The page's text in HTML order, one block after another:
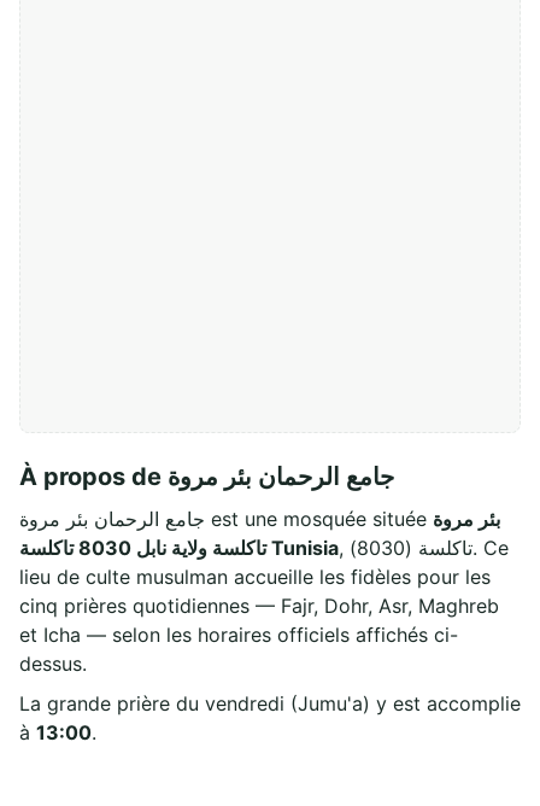
À propos de جامع الرحمان بئر مروة
جامع الرحمان بئر مروة est une mosquée située بئر مروة
تاكلسة ولاية نابل 8030 تاكلسة Tunisia, تاكلسة (8030). Ce
lieu de culte musulman accueille les fidèles pour les
cinq prières quotidiennes — Fajr, Dohr, Asr, Maghreb
et Icha — selon les horaires officiels affichés ci-
dessus.
La grande prière du vendredi (Jumu'a) y est accomplie
à 13:00.